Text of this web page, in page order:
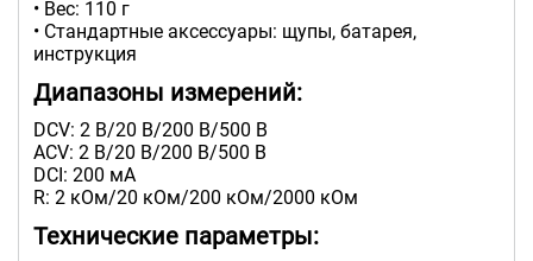
• Вес: 110 г
• Стандартные аксессуары: щупы, батарея,
инструкция
Диапазоны измерений:
DCV: 2 В/20 В/200 В/500 В
ACV: 2 В/20 В/200 В/500 В
DCI: 200 мА
R: 2 кОм/20 кОм/200 кОм/2000 кОм
Технические параметры: